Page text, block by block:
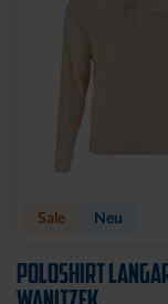
Sale Neu
POLOSHIRT